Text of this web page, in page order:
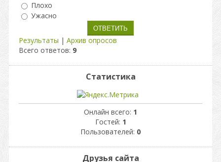
Плохо
Ужасно
Результаты | Архив опросов
Всего ответов: 9
Статистика
Онлайн всего: 1
Гостей: 1
Пользователей: 0
Друзья сайта